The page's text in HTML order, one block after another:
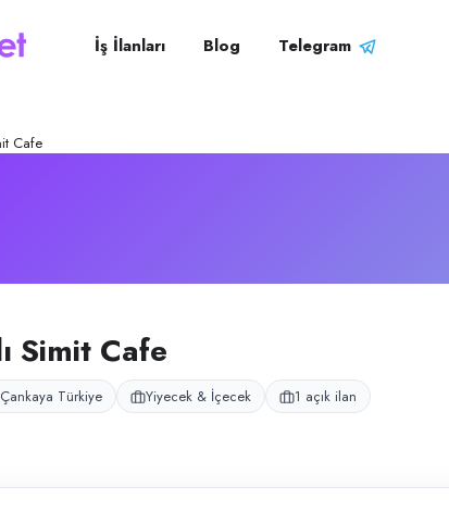
– Şirket Profili
Tunalı Hilmi’de simit cafe servis işletmesidir.
İş İlanları Blog Telegram
Cafe
Simit Cafe
Türkiye Yiyecek & İçecek 1 açık ilan